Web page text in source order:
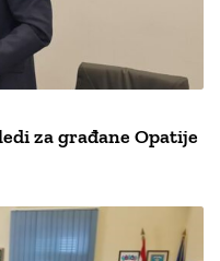
za građane Opatije